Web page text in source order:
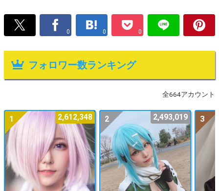
0 0 0
フォロワー数ランキング
全664アカウント
1 2,612,348 2 2,493,019 3